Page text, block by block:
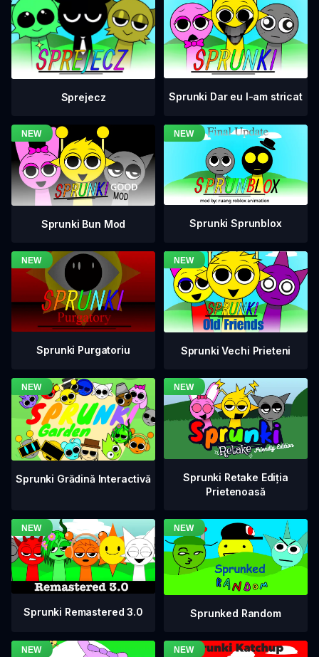
Sprejecz Sprunki Dar eu l-am stricat
Sprunki Bun Mod Sprunki Sprunblox
Sprunki Purgatoriu Sprunki Vechi Prieteni
Sprunki Grădină Interactivă
Sprunki Retake Ediția
Prietenoasă
Sprunki Remastered 3.0 Sprunked Random